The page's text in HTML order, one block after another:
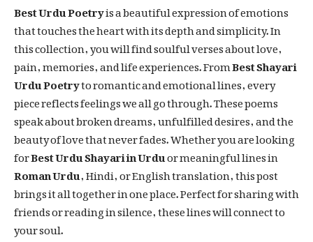
Best Urdu Poetryis a beautiful expression of emotions
that touches the heart with its depth and simplicity. In
this collection, you will find soulful verses about love,
pain, memories, and life experiences. FromBest Shayari
Urdu Poetryto romantic and emotional lines, every
piece reflects feelings we all go through. These poems
speak about broken dreams, unfulfilled desires, and the
beauty of love that never fades. Whether you are looking
forBest Urdu Shayari in Urduor meaningful lines in
Roman Urdu, Hindi, or English translation, this post
brings it all together in one place. Perfect for sharing with
friends or reading in silence, these lines will connect to
your soul.